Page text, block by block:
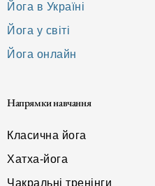
Йога в Україні
Йога у світі
Йога онлайн
Напрямки навчання
Класична йога
Хатха-йога
Чакральні тренінги